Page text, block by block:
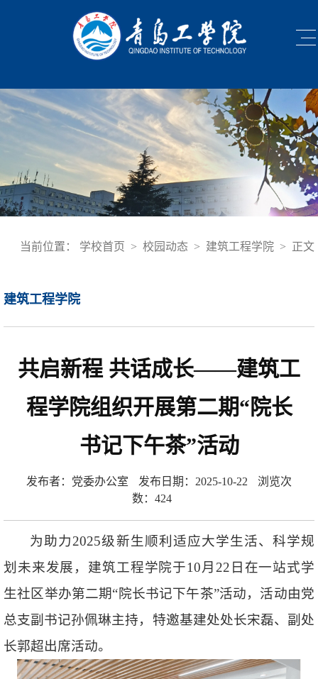
当前位置： 学校首页 > 校园动态 > 建筑工程学院 > 正文
建筑工程学院
共启新程 共话成长——建筑工
程学院组织开展第二期“院长
书记下午茶”活动
发布者：党委办公室 发布日期：2025-10-22
浏览次
数： 424
为助力2025级新生顺利适应大学生活、科学规
划未来发展，建筑工程学院于10月22日在一站式学
生社区举办第二期“院长书记下午茶”活动，活动由党
总支副书记孙佩琳主持，特邀基建处处长宋磊、副处
长郭超出席活动。